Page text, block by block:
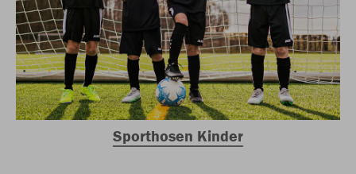
Sporthosen Kinder